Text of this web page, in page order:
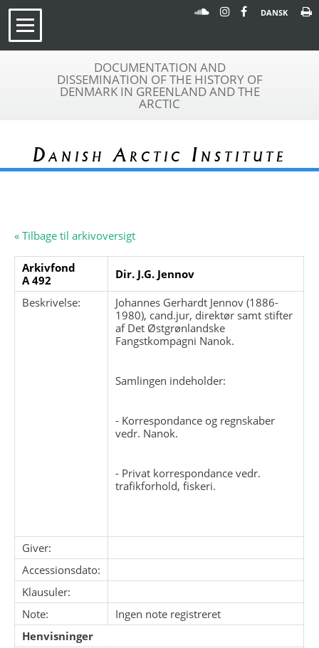
DANSK
DOCUMENTATION AND
DISSEMINATION OF THE HISTORY OF
DENMARK IN GREENLAND AND THE
ARCTIC
Danish Arctic Institute
« Tilbage til arkivoversigt
Arkivfond
A 492
Dir. J.G. Jennov
Beskrivelse:
Johannes Gerhardt Jennov (1886-
1980), cand.jur, direktør samt stifter
af Det Østgrønlandske
Fangstkompagni Nanok.
Samlingen indeholder:
- Korrespondance og regnskaber
vedr. Nanok.
- Privat korrespondance vedr.
trafikforhold, fiskeri.
Giver:
Accessionsdato:
Klausuler:
Note:
Ingen note registreret
Henvisninger